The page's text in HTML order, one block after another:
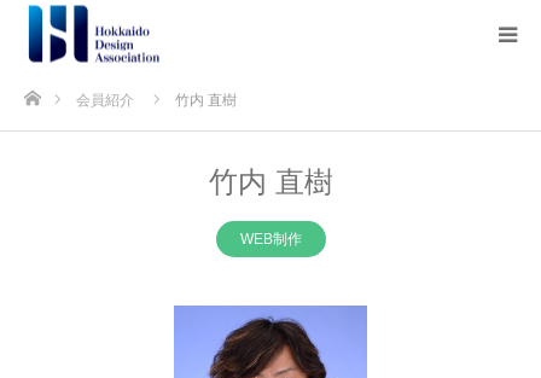
ホーム会員紹介 竹内 直樹
竹内 直樹
WEB制作